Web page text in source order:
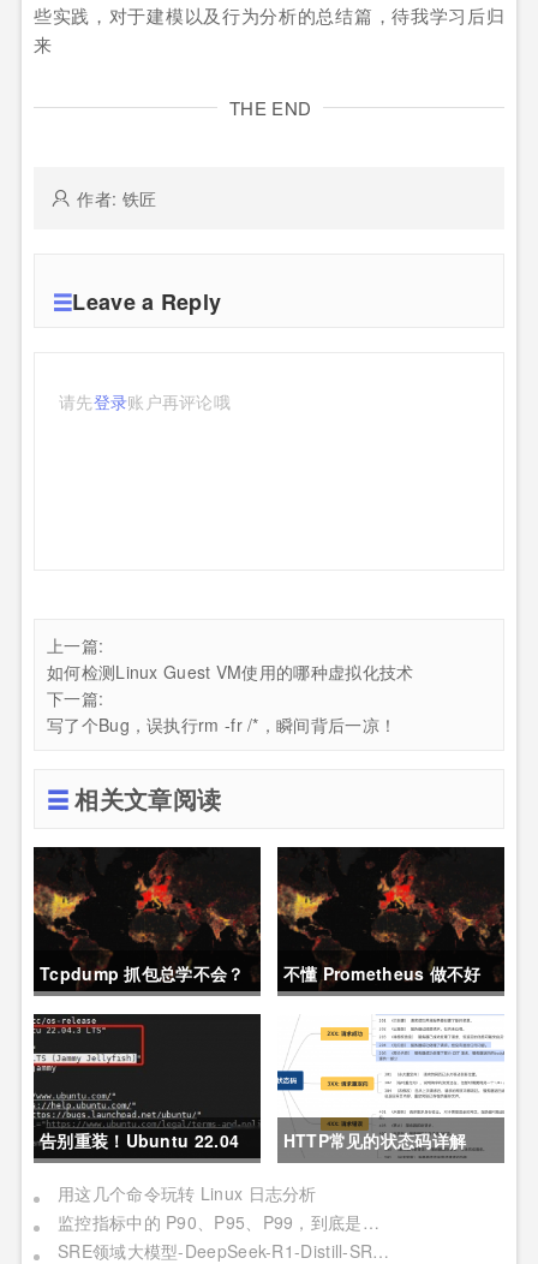
些实践，对于建模以及行为分析的总结篇，待我学习后归
来
THE END
作者: 铁匠
Leave a Reply
请先登录账户再评论哦
上一篇:
如何检测Linux Guest VM使用的哪种虚拟化技术
下一篇:
写了个Bug，误执行rm -fr /*，瞬间背后一凉！
相关文章阅读
Tcpdump 抓包总学不会？
这篇保姆级教程，今天可以
拿下！
不懂 Prometheus 做不好
运维？那就来看这一篇干货
吧。
告别重装！Ubuntu 22.04
直升24.04教程，零数据丢
失的终极方案
HTTP常见的状态码详解
用这几个命令玩转 Linux 日志分析
监控指标中的 P90、P95、P99，到底是个啥？
SRE领域大模型-DeepSeek-R1-Distill-SRE-Qwen-32B-INT8